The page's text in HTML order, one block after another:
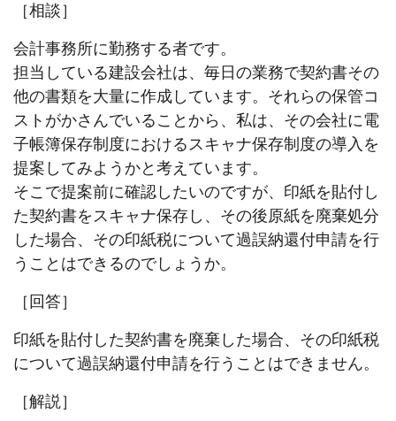
［相談］
会計事務所に勤務する者です。
担当している建設会社は、毎日の業務で契約書その
他の書類を大量に作成しています。それらの保管コ
ストがかさんでいることから、私は、その会社に電
子帳簿保存制度におけるスキャナ保存制度の導入を
提案してみようかと考えています。
そこで提案前に確認したいのですが、印紙を貼付し
た契約書をスキャナ保存し、その後原紙を廃棄処分
した場合、その印紙税について過誤納還付申請を行
うことはできるのでしょうか。
［回答］
印紙を貼付した契約書を廃棄した場合、その印紙税
について過誤納還付申請を行うことはできません。
［解説］